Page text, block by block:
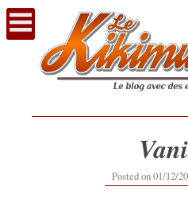
Voir
contenu
Posted on01/12/